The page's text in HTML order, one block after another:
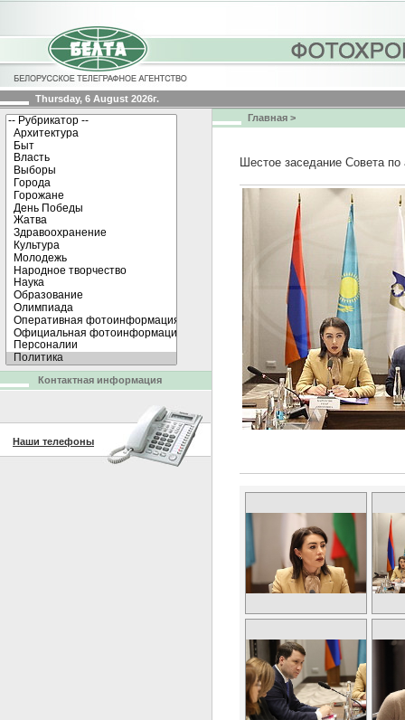
Thursday, 6 August 2026г.
Главная >
Шестое заседание Совета
Контактная информация
Наши телефоны